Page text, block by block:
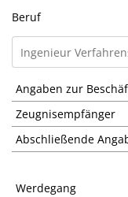
Beruf
Angaben zur
Zeugnisempfänger
Abschließende
Werdegang